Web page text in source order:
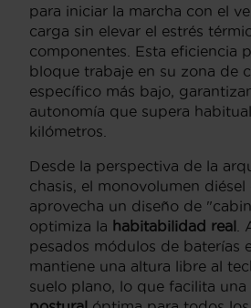
para iniciar la marcha con el
carga sin elevar el estrés
componentes. Esta eficiencia
bloque trabaje en su zona de
específico más bajo,
autonomía que supera
kilómetros.
Desde la perspectiva de la
chasis, el monovolumen diésel
aprovecha un diseño de
optimiza la habitabilidad real
pesados módulos de baterías
mantiene una altura libre al
suelo plano, lo que facilita una